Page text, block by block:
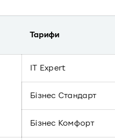
Тарифи
IT Expert
Бізнес Стандарт
Бізнес Комфорт